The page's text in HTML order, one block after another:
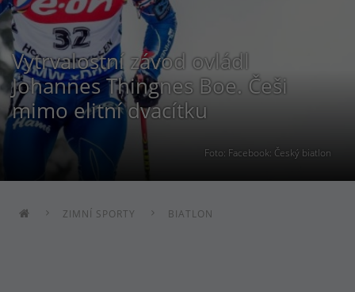
Foto: Facebook: Český biatlon
Vytrvalostní závod ovládl
Johannes Thingnes Boe. Češi
mimo elitní dvacítku
ZIMNÍ SPORTY BIATLON